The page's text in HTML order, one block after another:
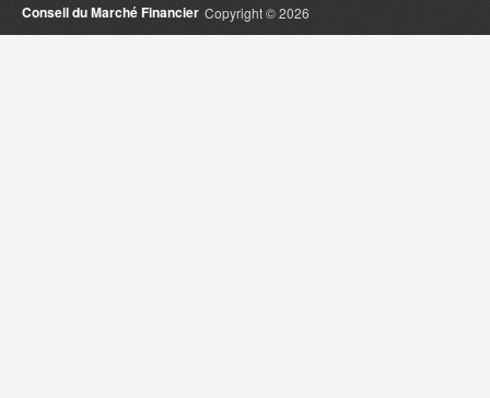
Copyright © 2026
Conseil du Marché Financier